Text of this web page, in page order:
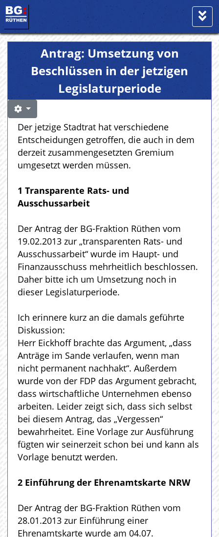
Antrag: Umsetzung von
Beschlüssen in der jetzigen
Legislaturperiode
Der jetzige Stadtrat hat verschiedene
Entscheidungen getroffen, die auch in dem
derzeit zusammengesetzten Gremium
umgesetzt werden müssen.
1 Transparente Rats- und
Ausschussarbeit
Der Antrag der BG-Fraktion Rüthen vom
19.02.2013 zur „transparenten Rats- und
Ausschussarbeit“ wurde im Haupt- und
Finanzausschuss mehrheitlich beschlossen.
Daher bitte ich um Umsetzung noch in
dieser Legislaturperiode.
Ich erinnere kurz an die damals geführte
Diskussion:
Herr Eickhoff brachte das Argument, „dass
Anträge im Sande verlaufen, wenn man
nicht permanent nachhakt“. Außerdem
wurde von der FDP das Argument gebracht,
dass wirtschaftliche Unternehmen ebenso
arbeiten. Leider zeigt sich, dass sich selbst
bei diesem Antrag, das „Vergessen“
bewahrheitet. Eine Vorlage zur Ausführung
fügten wir seinerzeit schon bei und kann als
Vorlage benutzt werden.
2 Einführung der Ehrenamtskarte NRW
Der Antrag der BG-Fraktion Rüthen vom
28.01.2013 zur Einführung einer
Ehrenamtskarte wurde am 04.07.